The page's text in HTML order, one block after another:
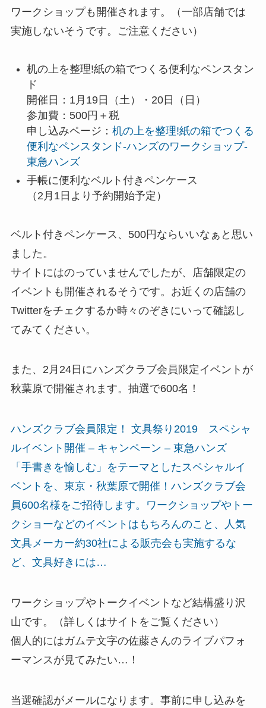
ワークショップも開催されます。（一部店舗では
実施しないそうです。ご注意ください）
机の上を整理!紙の箱でつくる便利なペンスタン
ド
開催日：1月19日（土）・20日（日）
参加費：500円＋税
申し込みページ： 机の上を整理!紙の箱でつくる
便利なペンスタンド-ハンズのワークショップ-
東急ハンズ
手帳に便利なベルト付きペンケース
（2月1日より予約開始予定）
ベルト付きペンケース、500円ならいいなぁと思い
ました。
サイトにはのっていませんでしたが、店舗限定の
イベントも開催されるそうです。お近くの店舗の
Twitterをチェクするか時々のぞきにいって確認し
てみてください。
また、2月24日にハンズクラブ会員限定イベントが
秋葉原で開催されます。抽選で600名！
ハンズクラブ会員限定！ 文具祭り2019 スペシャ
ルイベント開催 – キャンペーン – 東急ハンズ
「手書きを愉しむ」をテーマとしたスペシャルイ
ベントを、東京・秋葉原で開催！ハンズクラブ会
員600名様をご招待します。ワークショップやトー
クショーなどのイベントはもちろんのこと、人気
文具メーカー約30社による販売会も実施するな
ど、文具好きには…
ワークショップやトークイベントなど結構盛り沢
山です。（詳しくはサイトをご覧ください）
個人的にはガムテ文字の佐藤さんのライブパフォ
ーマンスが見てみたい…！
当選確認がメールになります。事前に申し込みを